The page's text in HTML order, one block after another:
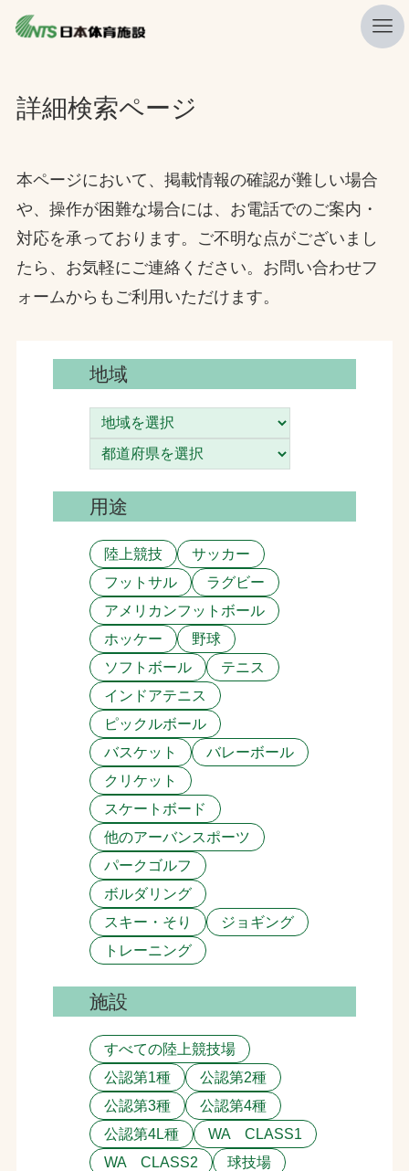
私たちの強み
レポート
製品・サービス一覧
施工・管理実績一覧
お取引先の皆様へ
ソーシャルメディアポリシー
文字の見えづらさや操作にお困りの方へ
詳細検索ページ
本ページにおいて、掲載情報の確認が難しい場合
や、操作が困難な場合には、お電話でのご案内・
対応を承っております。ご不明な点がございまし
たら、お気軽にご連絡ください。お問い合わせフ
ォームからもご利用いただけます。
地域
用途
陸上競技
サッカー
フットサル
ラグビー
アメリカンフットボール
ホッケー
野球
ソフトボール
テニス
インドアテニス
ピックルボール
バスケット
バレーボール
クリケット
スケートボード
他のアーバンスポーツ
パークゴルフ
ボルダリング
スキー・そり
ジョギング
トレーニング
施設
すべての陸上競技場
公認第1種
公認第2種
公認第3種
公認第4種
公認第4L種
WA CLASS1
WA CLASS2
球技場